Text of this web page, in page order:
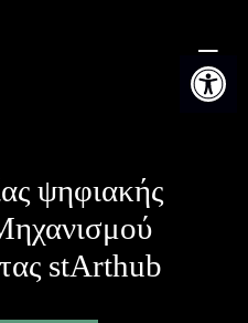
Ανοίξτε
ψηφιακής
stArthub